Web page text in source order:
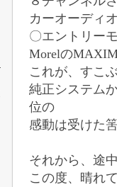
カーオーディ
〇エントリー
Morelの
これが、すこ
純正システム
位の
感動は受けた
それから、途
この度、晴れ